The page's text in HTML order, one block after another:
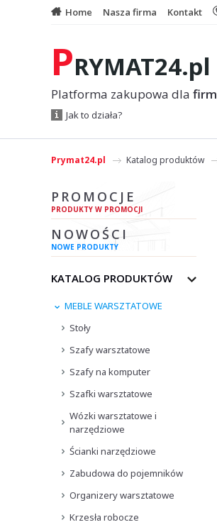
Home Nasza firma Kontakt
PRYMAT24.pl
Platforma zakupowa dla firm
Jak to działa?
Prymat24.pl Katalog produktów
PROMOCJE
PRODUKTY W PROMOCJI
NOWOŚCI
NOWE PRODUKTY
KATALOG PRODUKTÓW
MEBLE WARSZTATOWE
Stoły
Szafy warsztatowe
Szafy na komputer
Szafki warsztatowe
Wózki warsztatowe i
narzędziowe
Ścianki narzędziowe
Zabudowa do pojemników
Organizery warsztatowe
Krzesła robocze